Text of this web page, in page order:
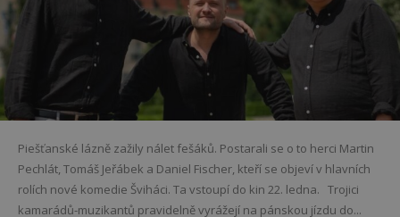
Piešťanské lázně zažily nálet fešáků. Postarali se o to herci Martin
Pechlát, Tomáš Jeřábek a Daniel Fischer, kteří se objeví v hlavních
rolích nové komedie Šviháci. Ta vstoupí do kin 22. ledna. Trojici
kamarádů-muzikantů pravidelně vyrážejí na pánskou jízdu do...